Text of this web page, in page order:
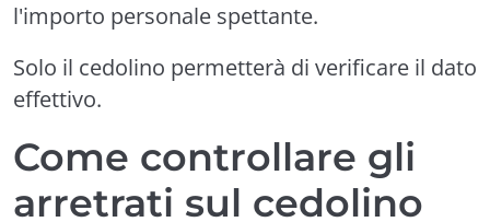
l'importo personale spettante.
Solo il cedolino permetterà di verificare il dato
effettivo.
Come controllare gli
arretrati sul cedolino